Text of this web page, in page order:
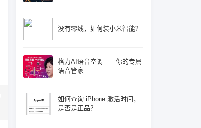
没有零线，如何装小米智能？
格力AI语音空调——你的专属
语音管家
如何查询 iPhone 激活时间，
是否是正品？